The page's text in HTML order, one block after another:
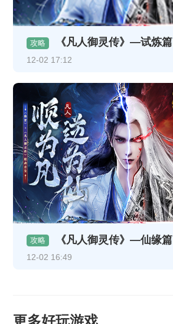
攻略 《凡人御灵传》—试炼篇
12-02 17:12
攻略 《凡人御灵传》—仙缘篇
12-02 16:49